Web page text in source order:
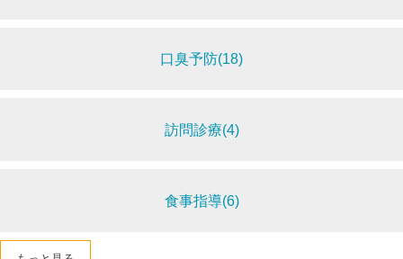
口臭予防(18)
訪問診療(4)
食事指導(6)